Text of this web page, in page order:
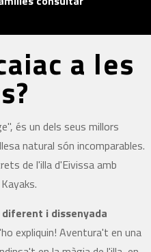
a les
és un dels seus millors
natural són incomparables.
de l'illa d'Eivissa amb
i dissenyada
expliquin! Aventura't en una